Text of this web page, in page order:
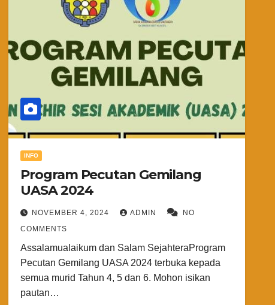
INFO
Program Pecutan Gemilang
UASA 2024
NOVEMBER 4, 2024 ADMIN
NO
COMMENTS
Assalamualaikum dan Salam SejahteraProgram
Pecutan Gemilang UASA 2024 terbuka kepada
semua murid Tahun 4, 5 dan 6. Mohon isikan
pautan…